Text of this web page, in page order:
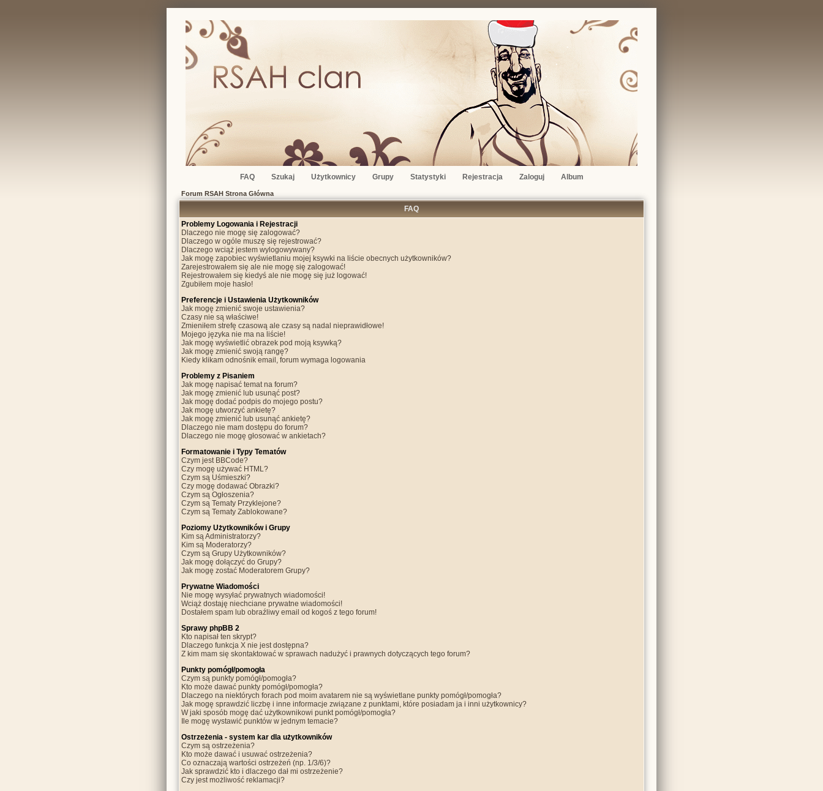
FAQ Szukaj Użytkownicy Grupy Statystyki Rejestracja Zaloguj Album
Forum RSAH Strona Główna
FAQ
Problemy Logowania i Rejestracji
Dlaczego nie mogę się zalogować?
Dlaczego w ogóle muszę się rejestrować?
Dlaczego wciąż jestem wylogowywany?
Jak mogę zapobiec wyświetlaniu mojej ksywki na liście obecnych użytkowników?
Zarejestrowałem się ale nie mogę się zalogować!
Rejestrowałem się kiedyś ale nie mogę się już logować!
Zgubiłem moje hasło!
Preferencje i Ustawienia Użytkowników
Jak mogę zmienić swoje ustawienia?
Czasy nie są właściwe!
Zmieniłem strefę czasową ale czasy są nadal nieprawidłowe!
Mojego języka nie ma na liście!
Jak mogę wyświetlić obrazek pod moją ksywką?
Jak mogę zmienić swoją rangę?
Kiedy klikam odnośnik email, forum wymaga logowania
Problemy z Pisaniem
Jak mogę napisać temat na forum?
Jak mogę zmienić lub usunąć post?
Jak mogę dodać podpis do mojego postu?
Jak mogę utworzyć ankietę?
Jak mogę zmienić lub usunąć ankietę?
Dlaczego nie mam dostępu do forum?
Dlaczego nie mogę głosować w ankietach?
Formatowanie i Typy Tematów
Czym jest BBCode?
Czy mogę używać HTML?
Czym są Uśmieszki?
Czy mogę dodawać Obrazki?
Czym są Ogłoszenia?
Czym są Tematy Przyklejone?
Czym są Tematy Zablokowane?
Poziomy Użytkowników i Grupy
Kim są Administratorzy?
Kim są Moderatorzy?
Czym są Grupy Użytkowników?
Jak mogę dołączyć do Grupy?
Jak mogę zostać Moderatorem Grupy?
Prywatne Wiadomości
Nie mogę wysyłać prywatnych wiadomości!
Wciąż dostaję niechciane prywatne wiadomości!
Dostałem spam lub obraźliwy email od kogoś z tego forum!
Sprawy phpBB 2
Kto napisał ten skrypt?
Dlaczego funkcja X nie jest dostępna?
Z kim mam się skontaktować w sprawach nadużyć i prawnych dotyczących tego forum?
Punkty pomógł/pomogła
Czym są punkty pomógł/pomogła?
Kto może dawać punkty pomógł/pomogła?
Dlaczego na niektórych forach pod moim avatarem nie są wyświetlane punkty pomógł/pomogła?
Jak mogę sprawdzić liczbę i inne informacje związane z punktami, które posiadam ja i inni użytkownicy?
W jaki sposób mogę dać użytkownikowi punkt pomógł/pomogła?
Ile mogę wystawić punktów w jednym temacie?
Ostrzeżenia - system kar dla użytkowników
Czym są ostrzeżenia?
Kto może dawać i usuwać ostrzeżenia?
Co oznaczają wartości ostrzeżeń (np. 1/3/6)?
Jak sprawdzić kto i dlaczego dał mi ostrzeżenie?
Czy jest możliwość reklamacji?